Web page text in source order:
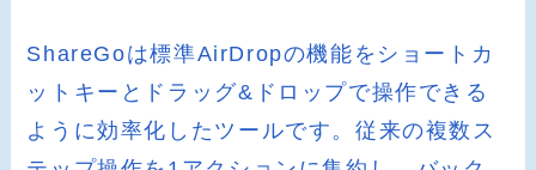
ShareGoは標準AirDropの機能をショートカ
ットキーとドラッグ&ドロップで操作できる
ように効率化したツールです。従来の複数ス